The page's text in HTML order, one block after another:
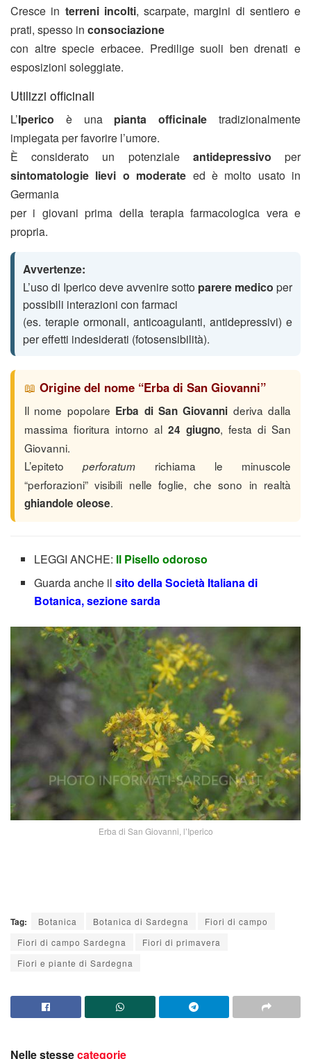
Cresce in terreni incolti, scarpate, margini di sentiero e
prati, spesso in consociazione
con altre specie erbacee. Predilige suoli ben drenati e
esposizioni soleggiate.
Utilizzi officinali
L’Iperico è una pianta officinale tradizionalmente
impiegata per favorire l’umore.
È considerato un potenziale antidepressivo per
sintomatologie lievi o moderate ed è molto usato in
Germania
per i giovani prima della terapia farmacologica vera e
propria.
Avvertenze:
L’uso di Iperico deve avvenire sotto parere medico per
possibili interazioni con farmaci
(es. terapie ormonali, anticoagulanti, antidepressivi) e
per effetti indesiderati (fotosensibilità).
📖 Origine del nome “Erba di San Giovanni”
Il nome popolare Erba di San Giovanni deriva dalla
massima fioritura intorno al 24 giugno, festa di San
Giovanni.
L’epitetoperforatum richiama le minuscole
“perforazioni” visibili nelle foglie, che sono in realtà
ghiandole oleose.
LEGGI ANCHE: Il Pisello odoroso
Guarda anche il sito della Società Italiana di
Botanica, sezione sarda
Erba di San Giovanni, l’Iperico
Tag: Botanica Botanica di Sardegna
Fiori di campo
Fiori di campo Sardegna
Fiori di primavera
Fiori e piante di Sardegna
Nelle stessecategorie